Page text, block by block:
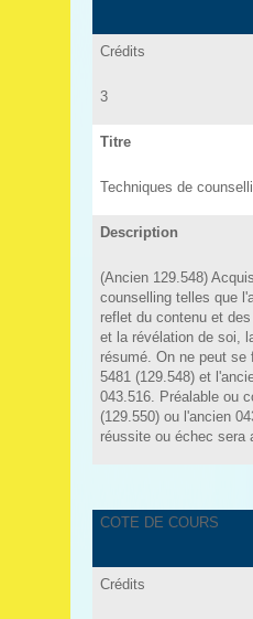
Crédits
3
Titre
Techniques de
Description
(Ancien 129.548)
counselling telles que
reflet du contenu et
et la révélation de soi,
résumé. On ne peut se
5481 (129.548) et
043.516. Préalable ou
(129.550) ou l'ancien
réussite ou échec sera
COTE DE COURS
Crédits